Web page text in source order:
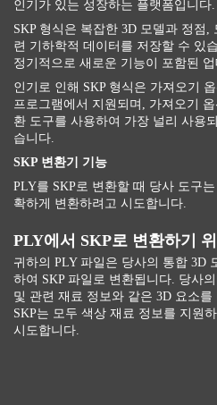
인기가 있는 성장하는 플랫폼입니다.
SKP 형식은 복잡한 3D 모델과 정점
련 기하학적 데이터를 저장할 수 있
정기적으로 새로운 기능이 포함된
인기로 인해 SKP 형식은 가져오기
프로그램에서 지원되며, 가져오기
환 도구를 사용하여 가장 널리 사용
습니다.
SKP 변환기 기능
PLY를 SKP로 변환할 때 당사 도구
확하게 변환하려고 시도합니다.
PLY에서 SKP로 변환하기
귀하의 PLY 파일은 당사의 통합 3D
하여 SKP 파일로 변환됩니다. 당사
및 관련 재료 정보와 같은 3D 요소
SKP는 모두 색상 재료 정보를 지원
시도합니다.